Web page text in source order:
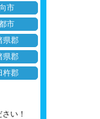
市
市
県郡
県郡
杵郡
い！